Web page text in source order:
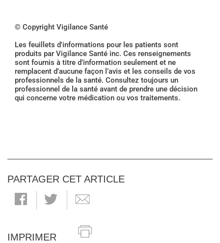
© Copyright Vigilance Santé
Les feuillets d'informations pour les patients sont
produits par Vigilance Santé inc. Ces renseignements
sont fournis à titre d’information seulement et ne
remplacent d’aucune façon l’avis et les conseils de vos
professionnels de la santé. Consultez toujours un
professionnel de la santé avant de prendre une décision
qui concerne votre médication ou vos traitements.
PARTAGER CET ARTICLE
IMPRIMER